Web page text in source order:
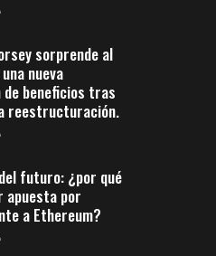
sorprende al
nueva
de beneficios tras
reestructuración.
futuro: ¿por qué
apuesta por
a Ethereum?